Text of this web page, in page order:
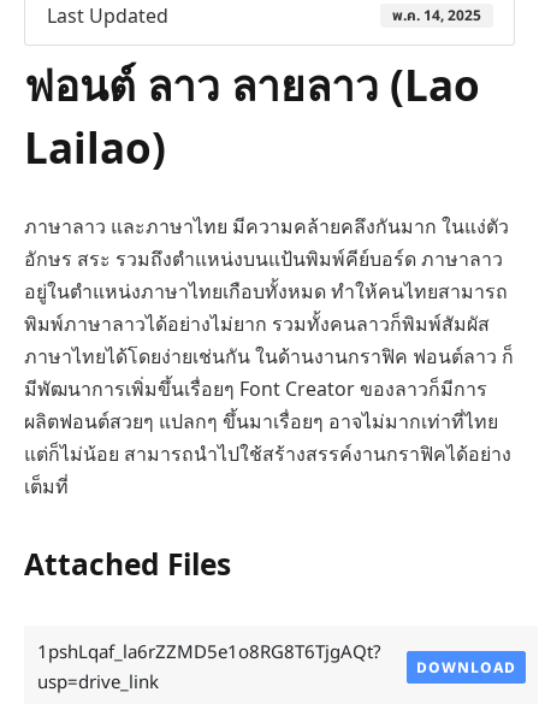
Last Updated พ.ค. 14, 2025
ฟอนต์ ลาว ลายลาว (Lao
Lailao)
ภาษาลาว และภาษาไทย มีความคล้ายคลึงกันมาก ในแง่ตัว
อักษร สระ รวมถึงตำแหน่งบนแป้นพิมพ์คีย์บอร์ด ภาษาลาว
อยู่ในตำแหน่งภาษาไทยเกือบทั้งหมด ทำให้คนไทยสามารถ
พิมพ์ภาษาลาวได้อย่างไม่ยาก รวมทั้งคนลาวก็พิมพ์สัมผัส
ภาษาไทยได้โดยง่ายเช่นกัน ในด้านงานกราฟิค ฟอนต์ลาว ก็
มีพัฒนาการเพิ่มขึ้นเรื่อยๆ Font Creator ของลาวก็มีการ
ผลิตฟอนต์สวยๆ แปลกๆ ขึ้นมาเรื่อยๆ อาจไม่มากเท่าที่ไทย
แต่ก็ไม่น้อย สามารถนำไปใช้สร้างสรรค์งานกราฟิคได้อย่าง
เต็มที่
Attached Files
1pshLqaf_la6rZZMD5e1o8RG8T6TjgAQt?
usp=drive_link
DOWNLOAD